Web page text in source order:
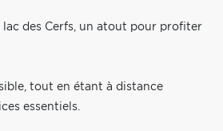
lac des Cerfs, un atout pour profiter
tout en étant à distance
essentiels.